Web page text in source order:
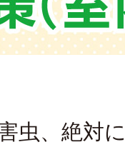
虫、絶対